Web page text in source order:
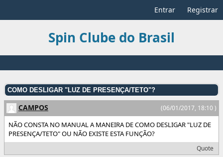
Entrar Registrar
Spin Clube do Brasil
COMO DESLIGAR "LUZ DE PRESENÇA/TETO"?
(06/01/2017, 18:10 )
CAMPOS
NÃO CONSTA NO MANUAL A MANEIRA DE COMO DESLIGAR "LUZ DE
PRESENÇA/TETO" OU NÃO EXISTE ESTA FUNÇÃO?
Quote